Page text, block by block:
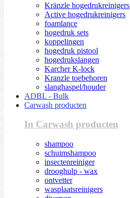
Kränzle hogedrukreinigers
Active hogedrukreinigers
foamlance
hogedruk sets
koppelingen
hogedruk pistool
hogedrukslangen
Karcher K-lock
Kranzle toebehoren
slanghaspel/houder
ADBL - Bulk
Carwash producten
In Carwash producten
shampoo
schuimshampoo
insectenreiniger
drooghulp - wax
ontvetter
wasplaatsreinigers